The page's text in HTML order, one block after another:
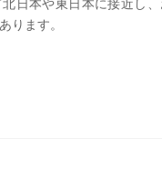
日本や東日本に接近し
ります。